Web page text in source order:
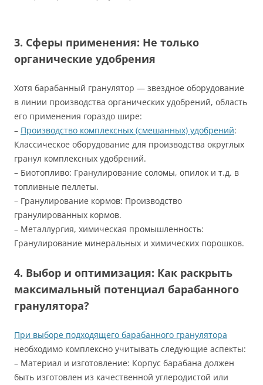
3. Сферы применения: Не только
органические удобрения
Хотя барабанный гранулятор — звездное оборудование
в линии производства органических удобрений, область
его применения гораздо шире:
– Производство комплексных (смешанных) удобрений:
Классическое оборудование для производства округлых
гранул комплексных удобрений.
– Биотопливо: Гранулирование соломы, опилок и т.д. в
топливные пеллеты.
– Гранулирование кормов: Производство
гранулированных кормов.
– Металлургия, химическая промышленность:
Гранулирование минеральных и химических порошков.
4. Выбор и оптимизация: Как раскрыть
максимальный потенциал барабанного
гранулятора?
При выборе подходящего барабанного гранулятора
необходимо комплексно учитывать следующие аспекты:
– Материал и изготовление: Корпус барабана должен
быть изготовлен из качественной углеродистой или